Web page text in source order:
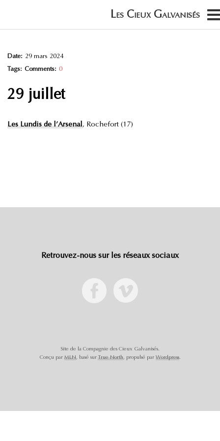
Date: 29 mars 2024
Tags: Comments: 0
29 juillet
Les Lundis de l’Arsenal, Rochefort (17)
Retrouvez-nous sur les réseaux sociaux
Site de la Compagnie des Cieux Galvanisés.
Conçu par MLN, basé sur True North, propulsé par Wordpress.